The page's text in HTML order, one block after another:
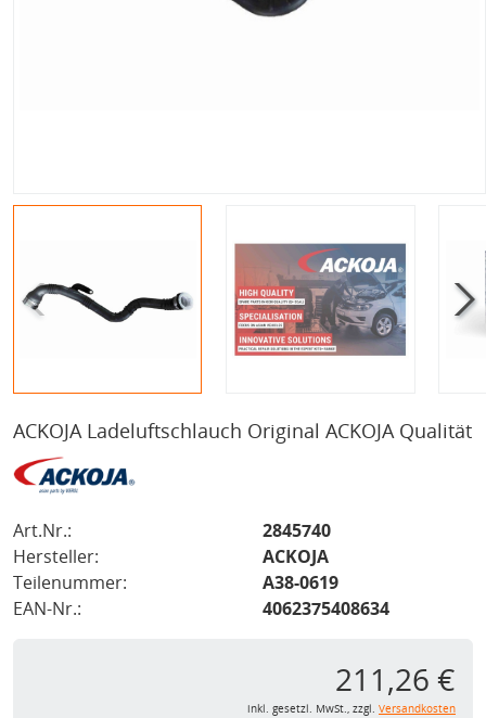
ACKOJA Ladeluftschlauch Original ACKOJA Qualität
Art.Nr.:
2845740
Hersteller:
ACKOJA
Teilenummer:
A38-0619
EAN-Nr.:
4062375408634
211,26 €
inkl. gesetzl. MwSt., zzgl. Versandkosten